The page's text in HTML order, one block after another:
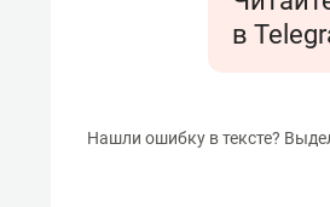
в
Нашли ошибку в тексте?